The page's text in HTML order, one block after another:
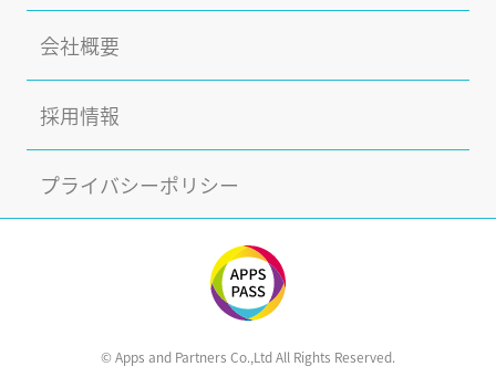
会社概要
採用情報
プライバシーポリシー
© Apps and Partners Co.,Ltd All Rights Reserved.